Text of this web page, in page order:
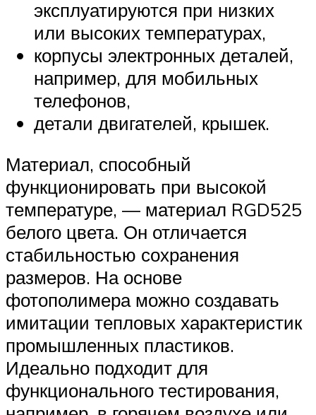
эксплуатируются при низких
или высоких температурах,
корпусы электронных деталей,
например, для мобильных
телефонов,
детали двигателей, крышек.
Материал, способный
функционировать при высокой
температуре, — материал RGD525
белого цвета. Он отличается
стабильностью сохранения
размеров. На основе
фотополимера можно создавать
имитации тепловых характеристик
промышленных пластиков.
Идеально подходит для
функционального тестирования,